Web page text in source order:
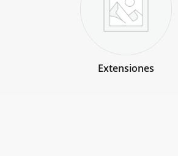
Extensiones